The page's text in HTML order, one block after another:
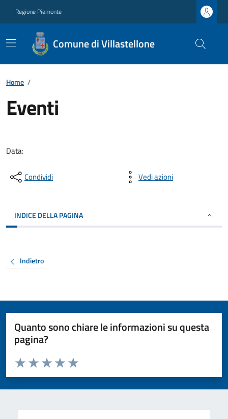
Regione Piemonte
Comune di Villastellone
Home /
Eventi
Data:
Condividi Vedi azioni
INDICE DELLA PAGINA
Indietro
Quanto sono chiare le informazioni su questa
pagina?
Valuta da 1 a 5 stelle la pagina
Valuta 5 stelle su 5
Valuta 4 stelle su 5
Valuta 3 stelle su 5
Valuta 2 stelle su 5
Valuta 1 stelle su 5